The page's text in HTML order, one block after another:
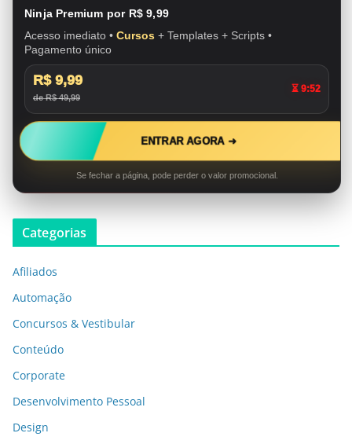
Ninja Premium por R$ 9,99
Acesso imediato • Cursos + Templates + Scripts •
Pagamento único
R$ 9,99
de R$ 49,99
⏳ 9:51
ENTRAR AGORA ➜
Se fechar a página, pode perder o valor promocional.
Categorias
Afiliados
Automação
Concursos & Vestibular
Conteúdo
Corporate
Desenvolvimento Pessoal
Design